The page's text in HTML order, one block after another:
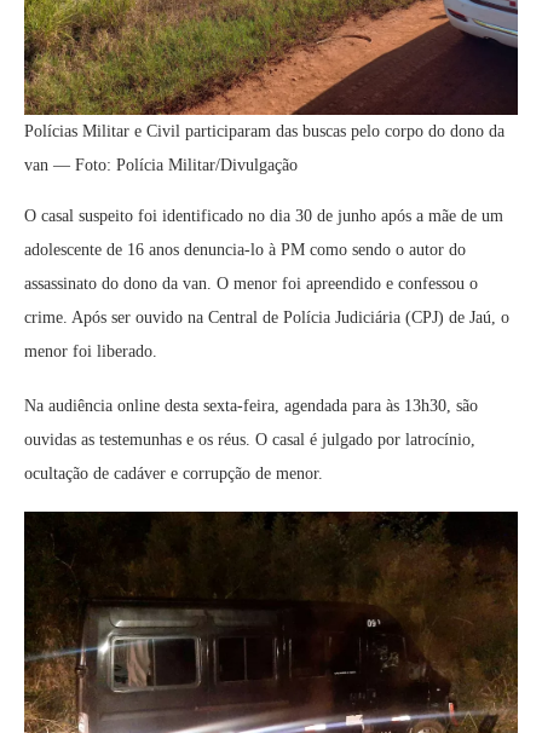
Polícias Militar e Civil participaram das buscas pelo corpo do dono da
van — Foto: Polícia Militar/Divulgação
O casal suspeito foi identificado no dia 30 de junho após a mãe de um
adolescente de 16 anos denuncia-lo à PM como sendo o autor do
assassinato do dono da van. O menor foi apreendido e confessou o
crime. Após ser ouvido na Central de Polícia Judiciária (CPJ) de Jaú, o
menor foi liberado.
Na audiência online desta sexta-feira, agendada para às 13h30, são
ouvidas as testemunhas e os réus. O casal é julgado por latrocínio,
ocultação de cadáver e corrupção de menor.